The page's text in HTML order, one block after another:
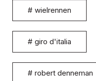
# wielrennen
# giro d'italia
# robert denneman